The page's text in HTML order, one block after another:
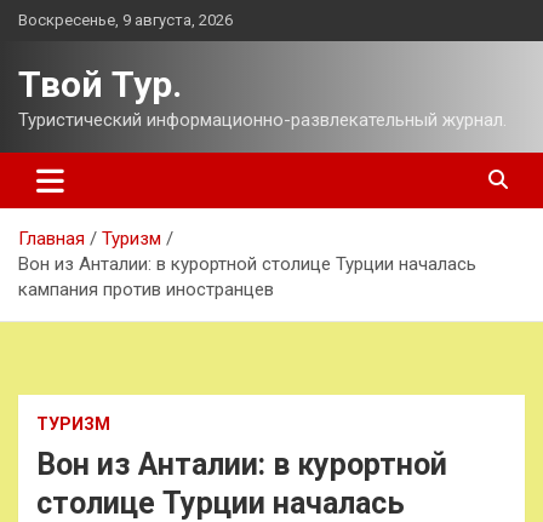
Перейти
Воскресенье, 9 августа, 2026
Твой Тур.
Туристический информационно-развлекательный журнал.
Главная
Туризм
Вон из Анталии: в курортной столице Турции началась
кампания против иностранцев
ТУРИЗМ
Вон из Анталии: в курортной
столице Турции началась